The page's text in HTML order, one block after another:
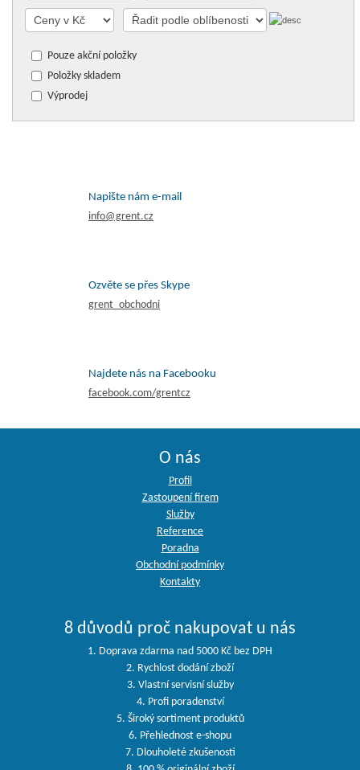
Pouze akční položky
Položky skladem
Výprodej
Napište nám e-mail
info@grent.cz
Ozvěte se přes Skype
grent_obchodni
Najdete nás na Facebooku
facebook.com/grentcz
O nás
Profil
Zastoupení firem
Služby
Reference
Poradna
Obchodní podmínky
Kontakty
8 důvodů proč nakupovat u nás
1. Doprava zdarma nad 5000 Kč bez DPH
2. Rychlost dodání zboží
3. Vlastní servisní služby
4. Profi poradenství
5. Široký sortiment produktů
6. Přehlednost e-shopu
7. Dlouholeté zkušenosti